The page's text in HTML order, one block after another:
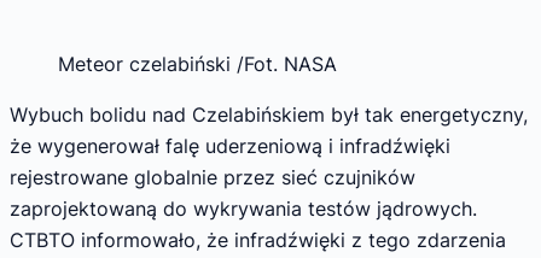
Meteor czelabiński /Fot. NASA
Wybuch bolidu nad Czelabińskiem był tak energetyczny,
że wygenerował falę uderzeniową i infradźwięki
rejestrowane globalnie przez sieć czujników
zaprojektowaną do wykrywania testów jądrowych.
CTBTO informowało, że infradźwięki z tego zdarzenia